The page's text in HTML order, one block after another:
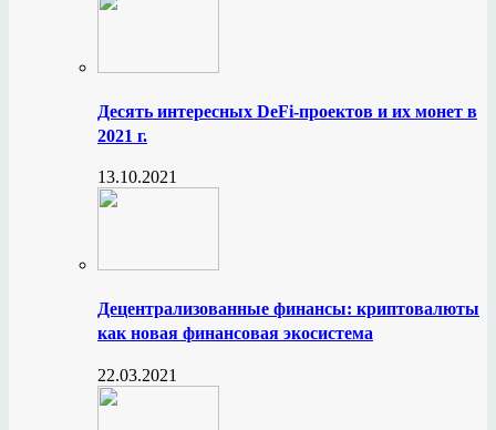
Десять интересных DeFi-проектов и их монет в
2021 г.
13.10.2021
Децентрализованные финансы: криптовалюты
как новая финансовая экосистема
22.03.2021